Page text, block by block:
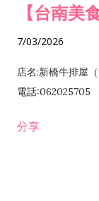
【台南美
7/03/2026
店名:新橋牛排屋
電話:062025705
分享